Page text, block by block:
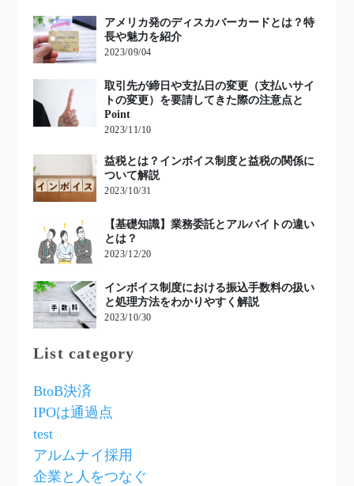
アメリカ発のディスカバーカードとは？特
長や魅力を紹介
2023/09/04
取引先が締日や支払日の変更（支払いサイ
トの変更）を要請してきた際の注意点と
Point
2023/11/10
益税とは？インボイス制度と益税の関係に
ついて解説
2023/10/31
【基礎知識】業務委託とアルバイトの違い
とは？
2023/12/20
インボイス制度における振込手数料の扱い
と処理方法をわかりやすく解説
2023/10/30
List category
BtoB決済
IPOは通過点
test
アルムナイ採用
企業と人をつなぐ